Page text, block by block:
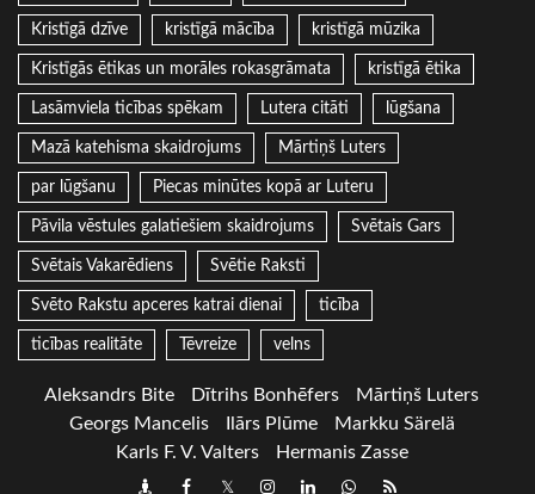
Kristīgā dzīve kristīgā mācība kristīgā mūzika
Kristīgās ētikas un morāles rokasgrāmata kristīgā ētika
Lasāmviela ticības spēkam Lutera citāti lūgšana
Mazā katehisma skaidrojums Mārtiņš Luters
par lūgšanu Piecas minūtes kopā ar Luteru
Pāvila vēstules galatiešiem skaidrojums Svētais Gars
Svētais Vakarēdiens Svētie Raksti
Svēto Rakstu apceres katrai dienai ticība
ticības realitāte Tēvreize velns
Aleksandrs Bite Dītrihs Bonhēfers
Mārtiņš Luters
Georgs Mancelis
Ilārs Plūme
Markku Särelä
Karls F. V. Valters
Hermanis Zasse
DraugiemFacebook
TwitterInstagram
LinkedInwhatsapp
RSS